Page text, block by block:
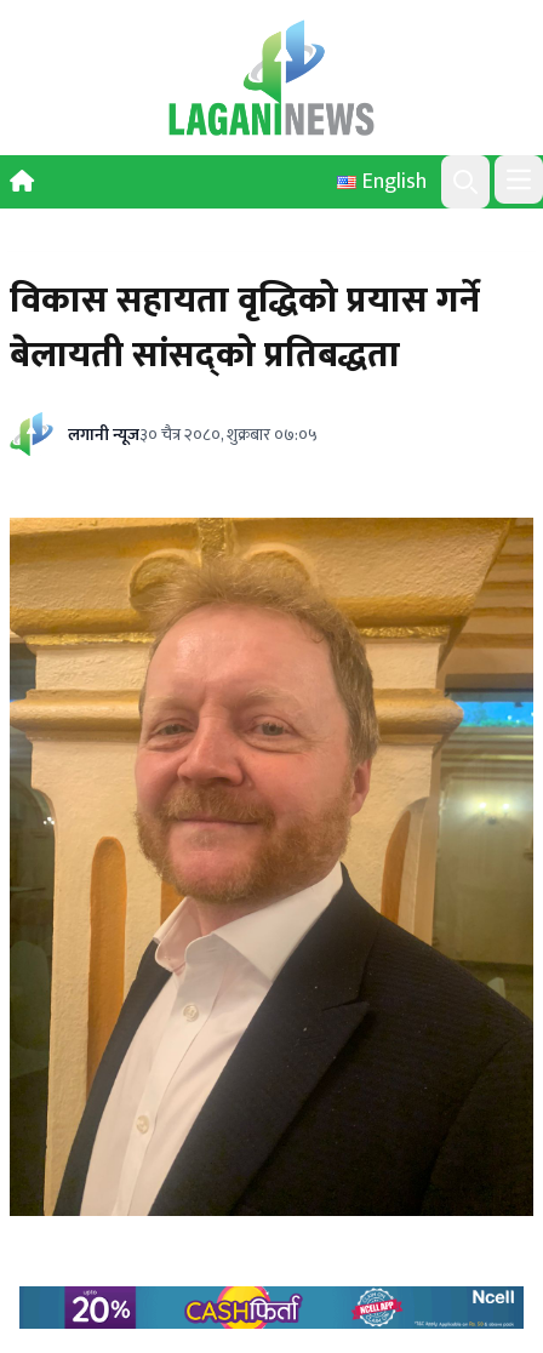
English
Search
विकास सहायता वृद्धिको प्रयास गर्ने
बेलायती सांसद्को प्रतिबद्धता
लगानी न्यूज३० चैत्र २०८०, शुक्रबार ०७:०५